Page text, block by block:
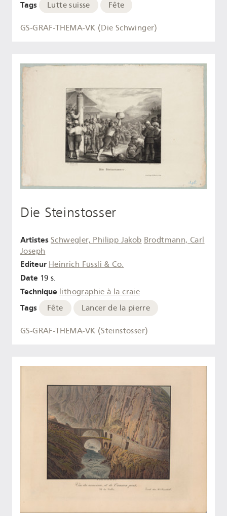
Tags Lutte suisse Fête
GS-GRAF-THEMA-VK (Die Schwinger)
Die Steinstosser
Artistes Schwegler, Philipp Jakob Brodtmann, Carl
Joseph
Editeur Heinrich Füssli & Co.
Date 19 s.
Technique lithographie à la craie
Tags Fête Lancer de la pierre
GS-GRAF-THEMA-VK (Steinstosser)